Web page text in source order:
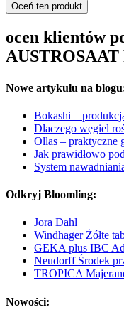
Oceń ten produkt
ocen klientów
Nowe artykułu na
Bokashi –
Dlaczego węgiel
Ollas – praktyczne
Jak prawidłowo
System
Odkryj Bloomling:
Jora Dahl
Windhager Żółte
GEKA plus IBC
Neudorff Środek
TROPICA
Nowości: